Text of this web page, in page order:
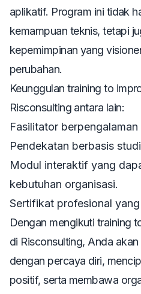
aplikatif. Program ini tidak
kemampuan teknis, tetapi
kepemimpinan yang
perubahan.
Keunggulantraining to
Risconsulting antara lain:
Fasilitator
Pendekatan berbasis
Modul interaktif yang
kebutuhan organisasi.
Sertifikat profesional
Dengan mengikuti training
di Risconsulting, Anda
dengan percaya diri,
positif, serta membawa